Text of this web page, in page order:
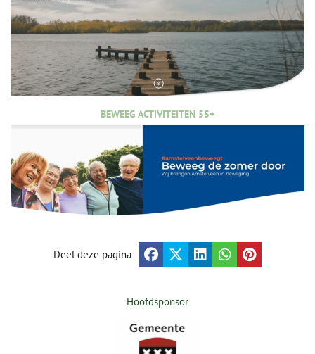
BEWEEG ACTIVITEITEN 55+
Deel deze pagina
Hoofdsponsor